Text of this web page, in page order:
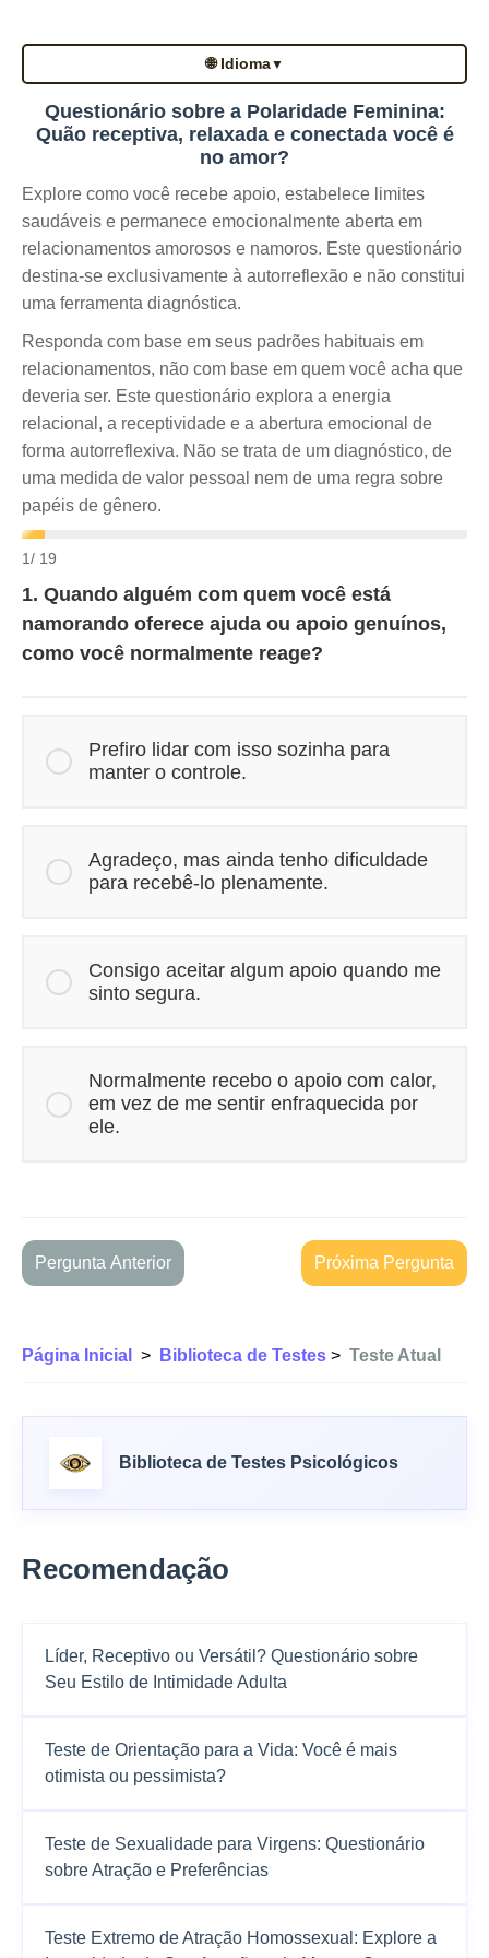
🌐 Idioma▼
Questionário sobre a Polaridade Feminina:
Quão receptiva, relaxada e conectada você é
no amor?
Explore como você recebe apoio, estabelece limites
saudáveis e permanece emocionalmente aberta em
relacionamentos amorosos e namoros. Este questionário
destina-se exclusivamente à autorreflexão e não constitui
uma ferramenta diagnóstica.
Responda com base em seus padrões habituais em
relacionamentos, não com base em quem você acha que
deveria ser. Este questionário explora a energia
relacional, a receptividade e a abertura emocional de
forma autorreflexiva. Não se trata de um diagnóstico, de
uma medida de valor pessoal nem de uma regra sobre
papéis de gênero.
1/ 19
1. Quando alguém com quem você está
namorando oferece ajuda ou apoio genuínos,
como você normalmente reage?
Prefiro lidar com isso sozinha para
manter o controle.
Agradeço, mas ainda tenho dificuldade
para recebê-lo plenamente.
Consigo aceitar algum apoio quando me
sinto segura.
Normalmente recebo o apoio com calor,
em vez de me sentir enfraquecida por
ele.
Pergunta Anterior Próxima Pergunta
Página Inicial > Biblioteca de Testes > Teste Atual
Biblioteca de Testes Psicológicos
Recomendação
Líder, Receptivo ou Versátil? Questionário sobre
Seu Estilo de Intimidade Adulta
Teste de Orientação para a Vida: Você é mais
otimista ou pessimista?
Teste de Sexualidade para Virgens: Questionário
sobre Atração e Preferências
Teste Extremo de Atração Homossexual: Explore a